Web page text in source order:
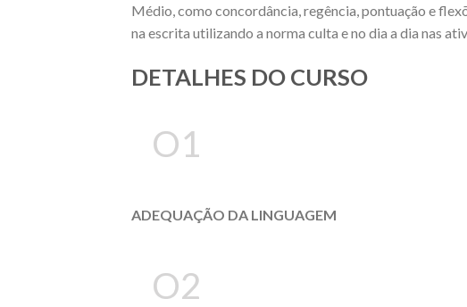
Médio, como concordância, regência, pontuação e
na escrita utilizando a norma culta e no dia a dia nas
DETALHES DO CURSO
O1
ADEQUAÇÃO DA LINGUAGEM
O2